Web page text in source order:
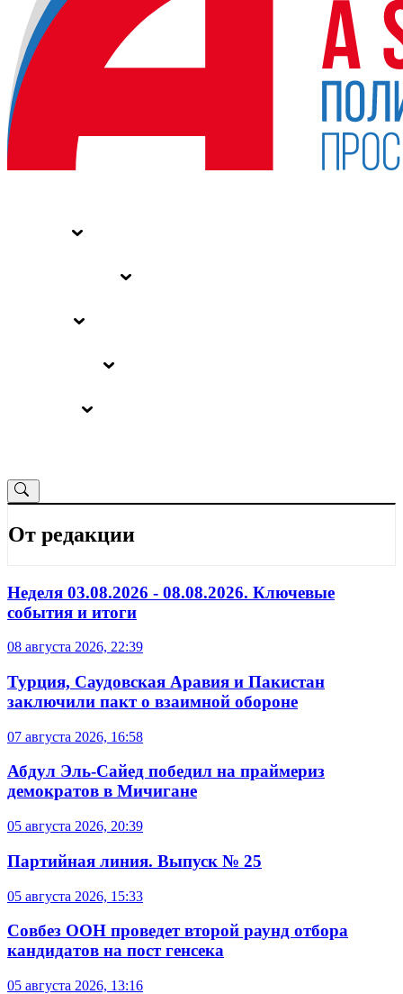
От редакции
Неделя 03.08.2026 - 08.08.2026. Ключевые
события и итоги
08 августа 2026, 22:39
Турция, Саудовская Аравия и Пакистан
заключили пакт о взаимной обороне
07 августа 2026, 16:58
Абдул Эль-Сайед победил на праймериз
демократов в Мичигане
05 августа 2026, 20:39
Партийная линия. Выпуск № 25
05 августа 2026, 15:33
Совбез ООН проведет второй раунд отбора
кандидатов на пост генсека
05 августа 2026, 13:16